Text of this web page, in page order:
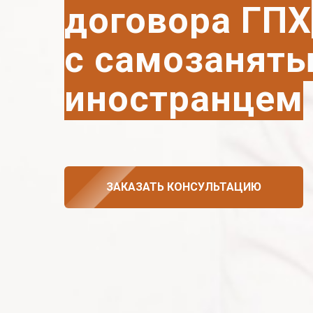
договора ГПХ
с
иностранцем
ЗАКАЗАТЬ КОНСУЛЬТАЦИЮ